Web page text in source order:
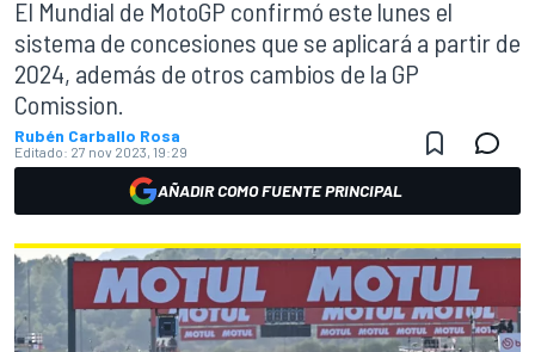
El Mundial de MotoGP confirmó este lunes el
sistema de concesiones que se aplicará a partir de
2024, además de otros cambios de la GP
Comission.
Rubén Carballo Rosa
Editado: 27 nov 2023, 19:29
AÑADIR COMO FUENTE PRINCIPAL